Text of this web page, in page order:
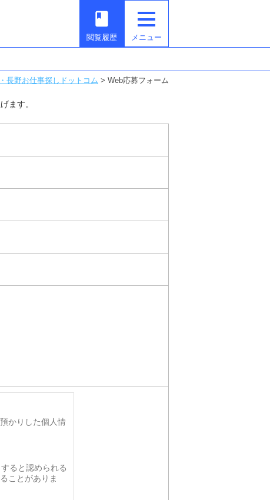
メニュー
book
閲覧履歴
長野お仕事探しドットコム > Web応募フォーム
ます。
かりした個人情
ると認められる
ことがありま